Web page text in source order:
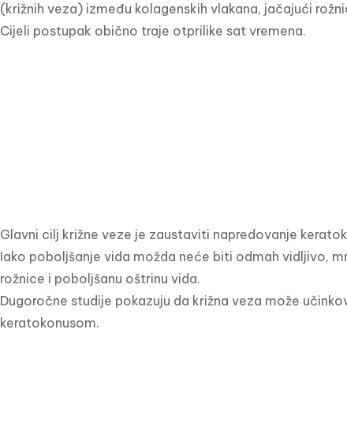
(križnih veza) između kolagenskih vlakana, jačajući
Cijeli postupak obično traje otprilike sat vremena.
Glavni cilj križne veze je zaustaviti napredovanje
Iako poboljšanje vida možda neće biti odmah vidljivo,
rožnice i poboljšanu oštrinu vida.
Dugoročne studije pokazuju da križna veza može
keratokonusom.